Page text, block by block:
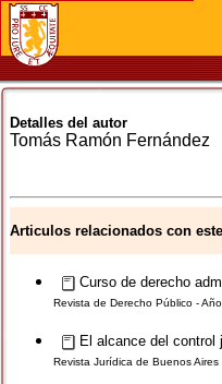
Detalles del autor
Tomás Ramón Fernández
Articulos relacionados con
Curso de derecho
Revista de Derecho Público -
El alcance del
Revista Jurídica de Buenos Aires